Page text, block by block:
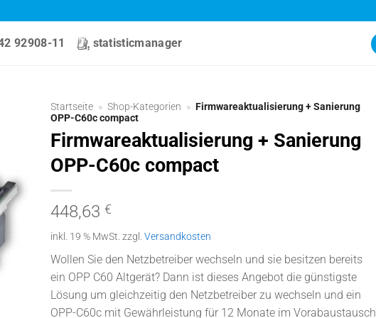
92908-11 statisticmanager
Startseite » Shop-Kategorien » Firmwareaktualisierung + Sanierung
OPP-C60c compact
Firmwareaktualisierung + Sanierung
OPP-C60c compact
448,63 €
inkl. 19 % MwSt. zzgl. Versandkosten
Wollen Sie den Netzbetreiber wechseln und sie besitzen bereits
ein OPP C60 Altgerät? Dann ist dieses Angebot die günstigste
Lösung um gleichzeitig den Netzbetreiber zu wechseln und ein
OPP-C60c mit Gewährleistung für 12 Monate im Vorabaustausch